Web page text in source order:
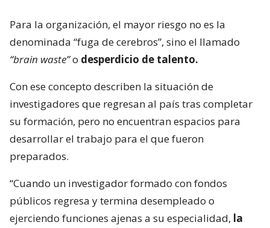
Para la organización, el mayor riesgo no es la
denominada “fuga de cerebros”, sino el llamado
“brain waste”o desperdicio de talento.
Con ese concepto describen la situación de
investigadores que regresan al país tras completar
su formación, pero no encuentran espacios para
desarrollar el trabajo para el que fueron
preparados.
“Cuando un investigador formado con fondos
públicos regresa y termina desempleado o
ejerciendo funciones ajenas a su especialidad, la